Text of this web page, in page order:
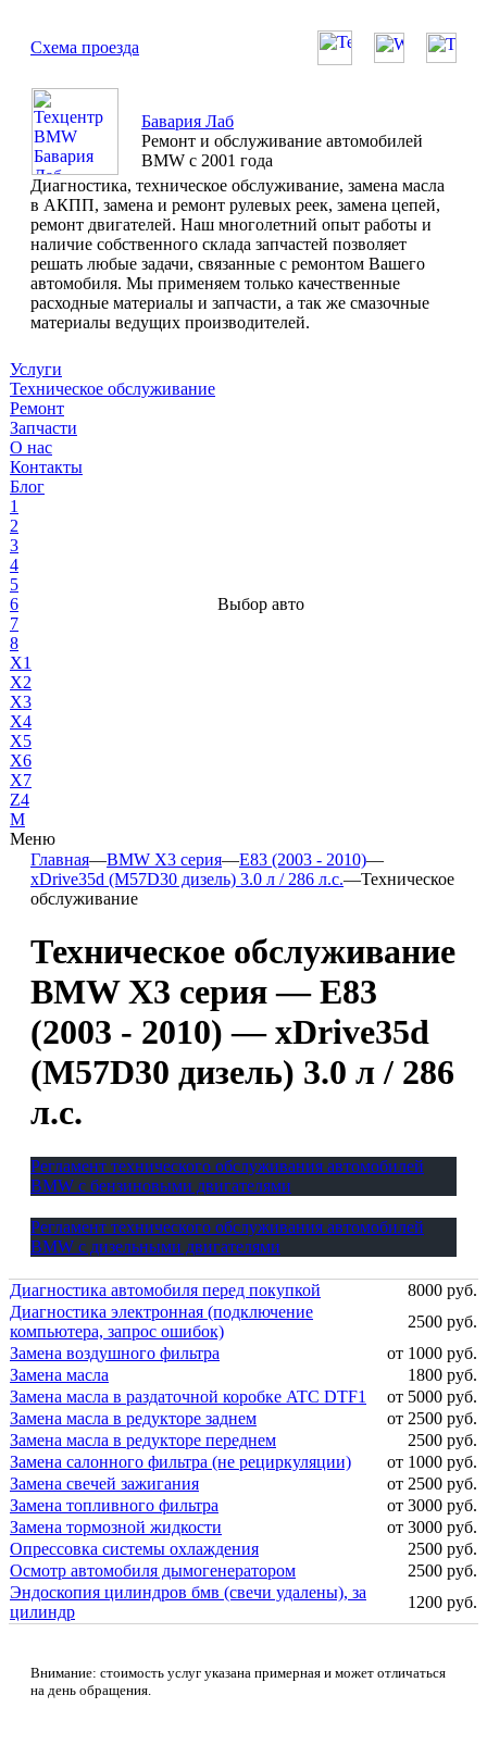
Схема проезда
Бавария Лаб
Ремонт и обслуживание автомобилей
BMW с 2001 года
Диагностика, техническое обслуживание, замена масла
в АКПП, замена и ремонт рулевых реек, замена цепей,
ремонт двигателей. Наш многолетний опыт работы и
наличие собственного склада запчастей позволяет
решать любые задачи, связанные с ремонтом Вашего
автомобиля. Мы применяем только качественные
расходные материалы и запчасти, а так же смазочные
материалы ведущих производителей.
Услуги
Техническое обслуживание
Ремонт
Запчасти
О нас
Контакты
Блог
1
2
3
4
5
6
7
8
X1
X2
X3
X4
X5
X6
X7
Z4
М
Меню
Выбор авто
Главная—BMW X3 серия—E83 (2003 - 2010)—
xDrive35d (M57D30 дизель) 3.0 л / 286 л.с.—Техническое
обслуживание
Техническое обслуживание
BMW X3 серия — E83
(2003 - 2010) — xDrive35d
(M57D30 дизель) 3.0 л / 286
л.с.
Регламент технического обслуживания автомобилей
BMW с бензиновыми двигателями
Регламент технического обслуживания автомобилей
BMW с дизельными двигателями
Диагностика автомобиля перед покупкой
8000 руб.
Диагностика электронная (подключение
компьютера, запрос ошибок)
2500 руб.
Замена воздушного фильтра
от 1000 руб.
Замена масла
1800 руб.
Замена масла в раздаточной коробке ATC DTF1
от 5000 руб.
Замена масла в редукторе заднем
от 2500 руб.
Замена масла в редукторе переднем
2500 руб.
Замена салонного фильтра (не рециркуляции)
от 1000 руб.
Замена свечей зажигания
от 2500 руб.
Замена топливного фильтра
от 3000 руб.
Замена тормозной жидкости
от 3000 руб.
Опрессовка системы охлаждения
2500 руб.
Осмотр автомобиля дымогенератором
2500 руб.
Эндоскопия цилиндров бмв (свечи удалены), за
цилиндр
1200 руб.
Внимание: стоимость услуг указана примерная и может отличаться
на день обращения.